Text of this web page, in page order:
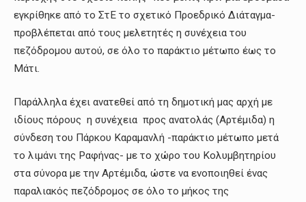
εγκρίθηκε από το ΣτΕ το σχετικό Προεδρικό Διάταγμα-
προβλέπεται από τους μελετητές η συνέχεια του
πεζόδρομου αυτού, σε όλο το παράκτιο μέτωπο έως το
Μάτι.
Παράλληλα έχει ανατεθεί από τη δημοτική μας αρχή με
ιδίους πόρους η συνέχεια προς ανατολάς (Αρτέμιδα) η
σύνδεση του Πάρκου Καραμανλή -παράκτιο μέτωπο μετά
το λιμάνι της Ραφήνας- με το χώρο του Κολυμβητηρίου
στα σύνορα με την Αρτέμιδα, ώστε να ενοποιηθεί ένας
παραλιακός πεζόδρομος σε όλο το μήκος της